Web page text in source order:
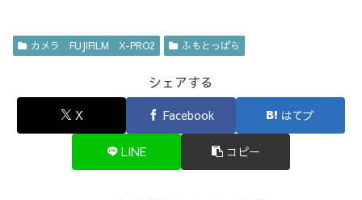
カメラ FUJIFILM X-PRO2 ふもとっぱら
シェアする
X Facebook はてブ
LINE コピー